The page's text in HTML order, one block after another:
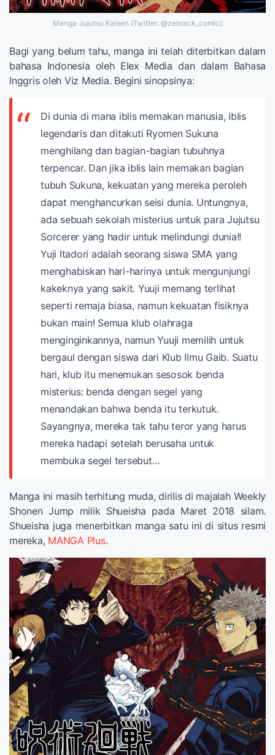
Manga Jujutsu Kaisen (Twitter: @zebrack_comic)
Bagi yang belum tahu, manga ini telah diterbitkan dalam
bahasa Indonesia oleh Elex Media dan dalam Bahasa
Inggris oleh Viz Media. Begini sinopsinya:
Di dunia di mana iblis memakan manusia, iblis
legendaris dan ditakuti Ryomen Sukuna
menghilang dan bagian-bagian tubuhnya
terpencar. Dan jika iblis lain memakan bagian
tubuh Sukuna, kekuatan yang mereka peroleh
dapat menghancurkan seisi dunia. Untungnya,
ada sebuah sekolah misterius untuk para Jujutsu
Sorcerer yang hadir untuk melindungi dunia!!
Yuji Itadori adalah seorang siswa SMA yang
menghabiskan hari-harinya untuk mengunjungi
kakeknya yang sakit. Yuuji memang terlihat
seperti remaja biasa, namun kekuatan fisiknya
bukan main! Semua klub olahraga
menginginkannya, namun Yuuji memilih untuk
bergaul dengan siswa dari Klub Ilmu Gaib. Suatu
hari, klub itu menemukan sesosok benda
misterius: benda dengan segel yang
menandakan bahwa benda itu terkutuk.
Sayangnya, mereka tak tahu teror yang harus
mereka hadapi setelah berusaha untuk
membuka segel tersebut…
Manga ini masih terhitung muda, dirilis di majalah Weekly
Shonen Jump milik Shueisha pada Maret 2018 silam.
Shueisha juga menerbitkan manga satu ini di situs resmi
mereka, MANGA Plus.